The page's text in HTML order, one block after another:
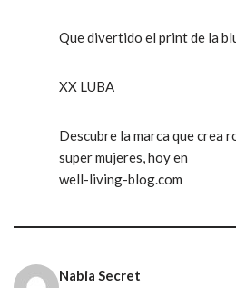
Que divertido el print de la
XX LUBA
Descubre la marca que crea
super mujeres, hoy en
well-living-blog.com
Nabia Secret